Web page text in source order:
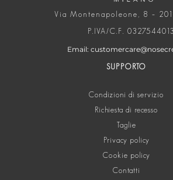
Via Montenapoleone, 8 –
P.IVA/C.F.
Email:
SUPPORTO
Condizioni di servizio
Richiesta di recesso
Taglie
Privacy policy
Cookie policy
Contatti